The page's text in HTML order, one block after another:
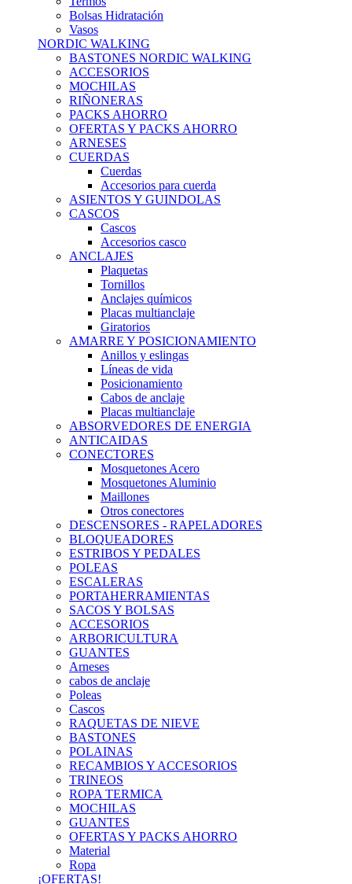
Bolsas Hidratación
Vasos
NORDIC WALKING
BASTONES NORDIC WALKING
ACCESORIOS
MOCHILAS
RIÑONERAS
PACKS AHORRO
OFERTAS Y PACKS AHORRO
ARNESES
CUERDAS
Cuerdas
Accesorios para cuerda
ASIENTOS Y GUINDOLAS
CASCOS
Cascos
Accesorios casco
ANCLAJES
Plaquetas
Tornillos
Anclajes químicos
Placas multianclaje
Giratorios
AMARRE Y POSICIONAMIENTO
Anillos y eslingas
Líneas de vida
Posicionamiento
Cabos de anclaje
Placas multianclaje
ABSORVEDORES DE ENERGIA
ANTICAIDAS
CONECTORES
Mosquetones Acero
Mosquetones Aluminio
Maillones
Otros conectores
DESCENSORES - RAPELADORES
BLOQUEADORES
ESTRIBOS Y PEDALES
POLEAS
ESCALERAS
PORTAHERRAMIENTAS
SACOS Y BOLSAS
ACCESORIOS
ARBORICULTURA
GUANTES
Arneses
cabos de anclaje
Poleas
Cascos
RAQUETAS DE NIEVE
BASTONES
POLAINAS
RECAMBIOS Y ACCESORIOS
TRINEOS
ROPA TERMICA
MOCHILAS
GUANTES
OFERTAS Y PACKS AHORRO
Material
Ropa
¡OFERTAS!